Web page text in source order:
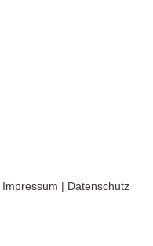
Impressum | Datenschutz